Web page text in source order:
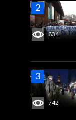
834
742